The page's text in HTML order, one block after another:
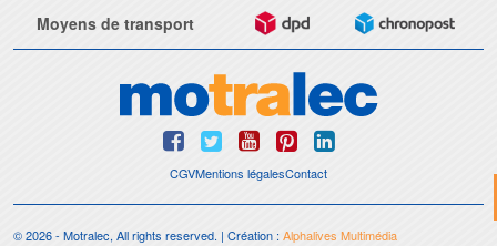
Moyens de transport
CGVMentions légalesContact
© 2026 - Motralec, All rights reserved. | Création :Alphalives Multimédia